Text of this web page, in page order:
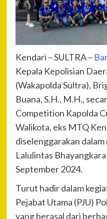
Kendari – SULTRA –
Kepala Kepolisian
(Wakapolda Sultra),
Buana, S.H., M.H.,
Competition Kapolda
Walikota, eks MTQ
diselenggarakan
Lalulintas
September 2024.
Turut hadir dalam
Pejabat Utama (PJU)
yang berasal dari